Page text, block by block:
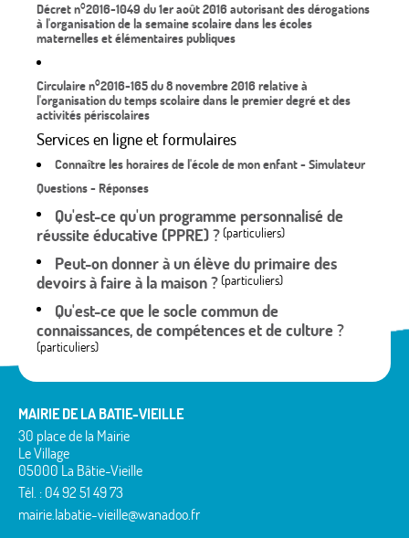
Décret n°2016-1049 du 1er août 2016 autorisant des dérogations
à l'organisation de la semaine scolaire dans les écoles
maternelles et élémentaires publiques
Circulaire n°2016-165 du 8 novembre 2016 relative à
l'organisation du temps scolaire dans le premier degré et des
activités périscolaires
Services en ligne et formulaires
Connaître les horaires de l'école de mon enfant - Simulateur
Questions - Réponses
Qu'est-ce qu'un programme personnalisé de
réussite éducative (PPRE) ?(particuliers)
Peut-on donner à un élève du primaire des
devoirs à faire à la maison ?(particuliers)
Qu'est-ce que le socle commun de
connaissances, de compétences et de culture ?
(particuliers)
MAIRIE DE LA BATIE-VIEILLE
30 place de la Mairie
Le Village
05000 La Bâtie-Vieille
Tél. : 04 92 51 49 73
mairie.labatie-vieille@wanadoo.fr